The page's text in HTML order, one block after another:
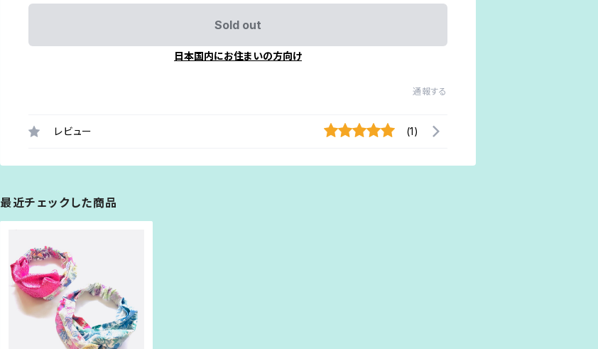
Sold out
日本国内にお住まいの方向け
通報する
レビュー (1)
最近チェックした商品